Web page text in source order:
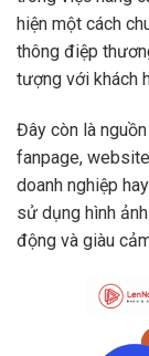
hiện một cách
thông điệp
tượng với khách
Đây còn là
fanpage,
doanh nghiệp
sử dụng hình
động và giàu